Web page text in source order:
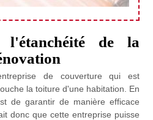
l'étanchéité de la
de couverture qui est
la toiture d'une habitation. En
de garantir de manière efficace
donc que cette entreprise puisse